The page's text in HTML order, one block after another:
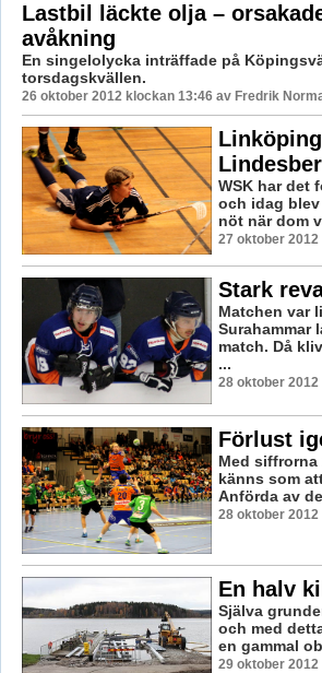
Lastbil läckte olja –
avåkning
En singelolycka inträffade på
torsdagskvällen.
26 oktober 2012 klockan 13:46 av Fredrik
WSK har det
och idag
nöt när dom
27 oktober
Stark
Matchen var
Surahammar
match. Då
...
28 oktober
Förlust
Med siffrorna
känns som
Anförda av
28 oktober
En halv
Själva
och med
en gammal
29 oktober